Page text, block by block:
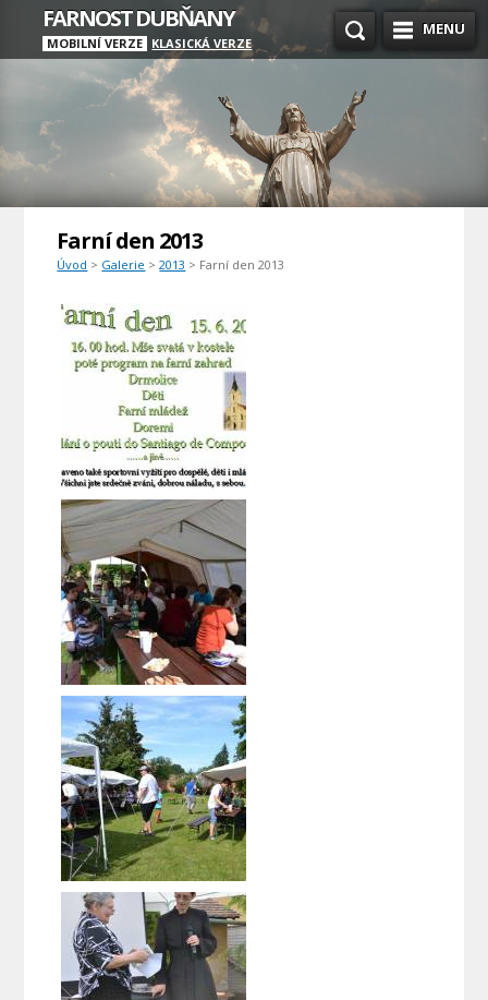
MENU
FARNOST DUBŇANY
MOBILNÍ VERZE KLASICKÁ VERZE
Farní den 2013
Úvod > Galerie >2013 > Farní den 2013